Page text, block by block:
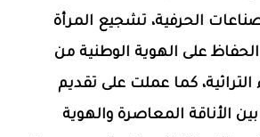
الحرفية، تشجيع المرأة
الحفاظ على الهوية الوطنية من
التراثية، كما عملت على تقديم
الأناقة المعاصرة والهوية